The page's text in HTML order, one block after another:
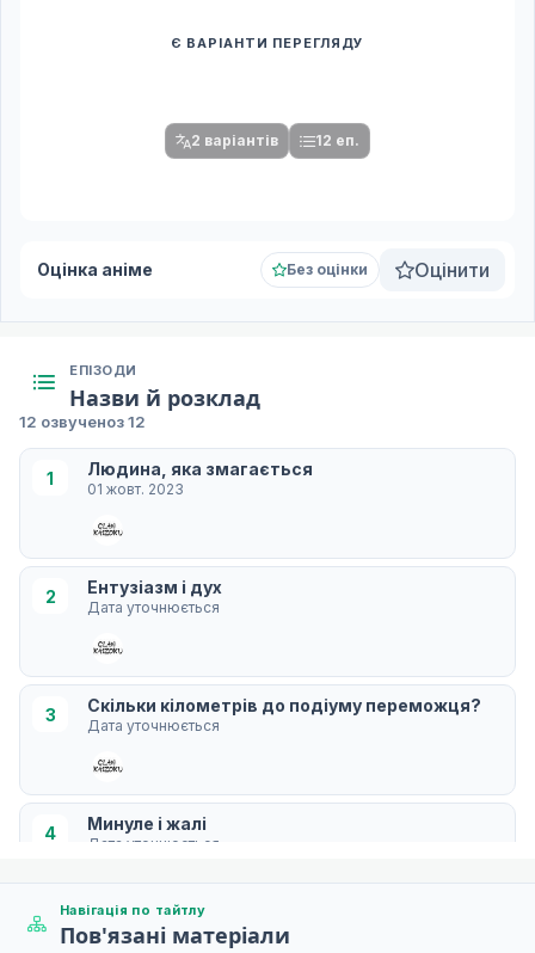
Є ВАРІАНТИ ПЕРЕГЛЯДУ
2 варіантів 12 еп.
Оцінка аніме Без оцінки Оцінити
ЕПІЗОДИ
Назви й розклад
12 озвученоз 12
1 Людина, яка змагається
01 жовт. 2023
2 Ентузіазм і дух
Дата уточнюється
3 Скільки кілометрів до подіуму переможця?
Дата уточнюється
4 Минуле і жалі
Дата уточнюється
Вогняні колісниці
Навігація по тайтлу
Пов'язані матеріали